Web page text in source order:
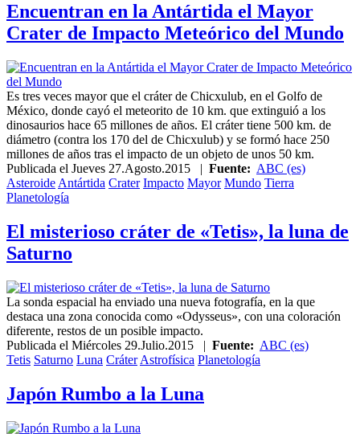
Encuentran en la Antártida el Mayor
Crater de Impacto Meteórico del Mundo
Es tres veces mayor que el cráter de Chicxulub, en el Golfo de
México, donde cayó el meteorito de 10 km. que extinguió a los
dinosaurios hace 65 millones de años. El cráter tiene 500 km. de
diámetro (contra los 170 del de Chicxulub) y se formó hace 250
millones de años tras el impacto de un objeto de unos 50 km.
Publicada el Jueves 27.Agosto.2015 | Fuente: ABC (es)
Asteroide Antártida Crater Impacto Mayor Mundo Tierra
Planetología
El misterioso cráter de «Tetis», la luna de
Saturno
La sonda espacial ha enviado una nueva fotografía, en la que
destaca una zona conocida como «Odysseus», con una coloración
diferente, restos de un posible impacto.
Publicada el Miércoles 29.Julio.2015 | Fuente: ABC (es)
Tetis Saturno Luna Cráter Astrofísica Planetología
Japón Rumbo a la Luna